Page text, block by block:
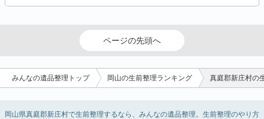
ページの先頭へ
みんなの遺品整理トップ 岡山の生前整理ランキング 真庭郡新庄村の
岡山県真庭郡新庄村で生前整理するなら、みんなの遺品整理。生前整理のやり方